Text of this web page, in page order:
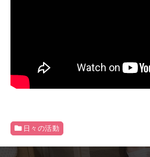
日々の活動